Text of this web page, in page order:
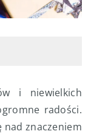
i niewielkich
radości.
nad znaczeniem